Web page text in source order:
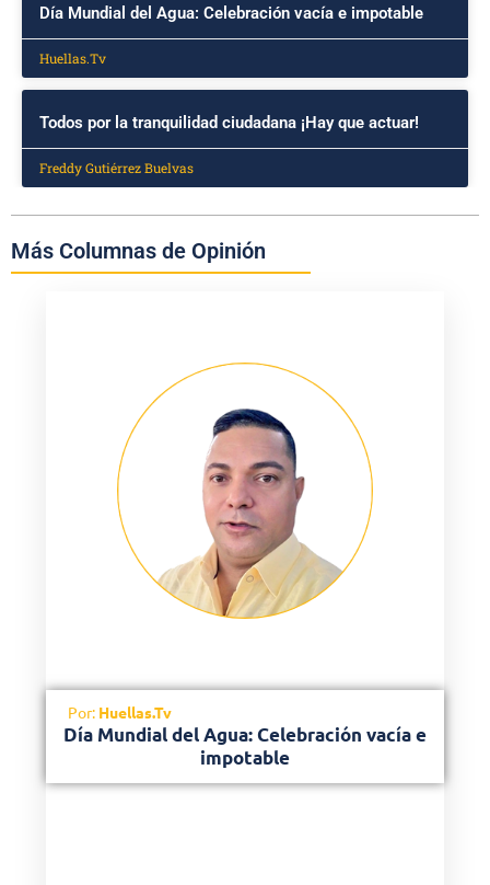
Día Mundial del Agua: Celebración vacía e impotable
Huellas.Tv
Todos por la tranquilidad ciudadana ¡Hay que actuar!
Freddy Gutiérrez Buelvas
Más Columnas de Opinión
Por: Huellas.Tv
Día Mundial del Agua: Celebración vacía e
impotable